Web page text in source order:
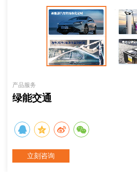
产品服务
绿能交通
立刻咨询